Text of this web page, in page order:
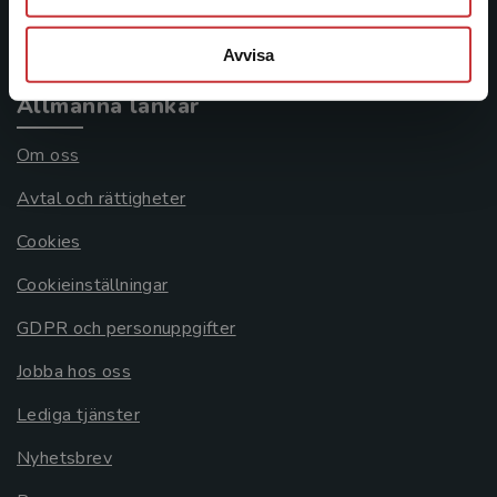
Avvisa
Allmänna länkar
Om oss
Avtal och rättigheter
Cookies
Cookieinställningar
GDPR och personuppgifter
Jobba hos oss
Lediga tjänster
Nyhetsbrev